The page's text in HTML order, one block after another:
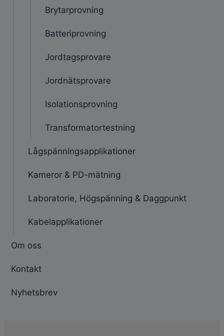
Brytarprovning
Batteriprovning
Jordtagsprovare
Jordnätsprovare
Isolationsprovning
Transformatortestning
Lågspänningsapplikationer
Kameror & PD-mätning
Laboratorie, Högspänning & Daggpunkt
Kabelapplikationer
Om oss
Kontakt
Nyhetsbrev